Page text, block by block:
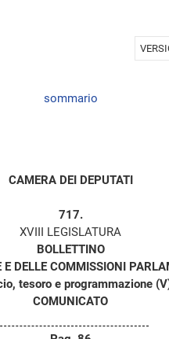
sommario
CAMERA DEI DEPUTATI
717.
XVIII LEGISLATURA
BOLLETTINO
E DELLE COMMISSIONI
tesoro e programmazione
COMUNICATO